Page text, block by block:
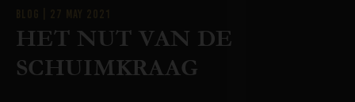
VAN
DE
HET NUT VAN DE
SCHUIMKRAAG